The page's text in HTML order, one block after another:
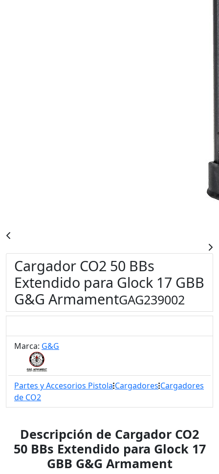
Cargador CO2 50 BBs
Extendido para Glock 17 GBB
G&G ArmamentGAG239002
Marca: G&G
Partes y Accesorios Pistola Cargadores Cargadores
de CO2
Descripción de Cargador CO2
50 BBs Extendido para Glock 17
GBB G&G Armament